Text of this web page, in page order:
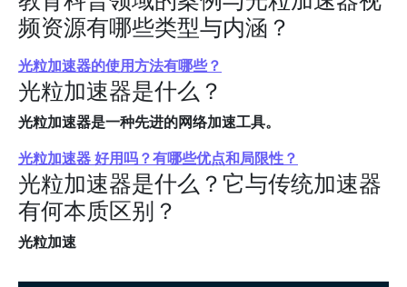
频资源有哪些类型与内涵？
光粒加速器的使用方法有哪些？
光粒加速器是什么？
光粒加速器是一种先进的网络加速工具。
光粒加速器 好用吗？有哪些优点和局限性？
光粒加速器是什么？它与传统加速器
有何本质区别？
光粒加速